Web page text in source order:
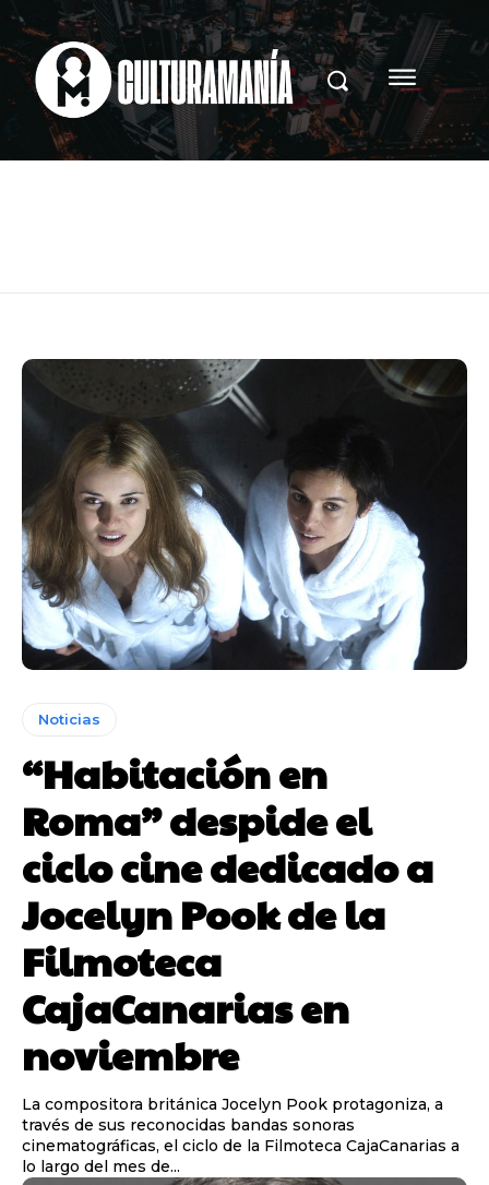
Noticias
“Habitación en
Roma” despide el
ciclo cine dedicado a
Jocelyn Pook de la
Filmoteca
CajaCanarias en
noviembre
La compositora británica Jocelyn Pook protagoniza, a
través de sus reconocidas bandas sonoras
cinematográficas, el ciclo de la Filmoteca CajaCanarias a
lo largo del mes de...